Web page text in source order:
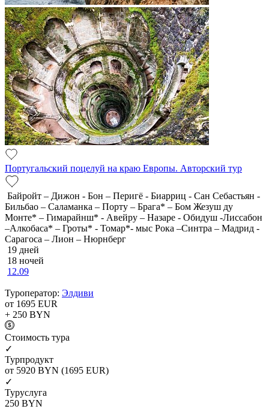
Португальский поцелуй на краю Европы. Авторский тур
Байройт – Дижон - Бон – Перигё - Биарриц - Сан Себастьян -
Бильбао – Саламанка – Порту – Брага* – Бом Жезуш ду
Монте* – Гимарайнш* - Авейру – Назаре - Обидуш -Лиссабон
–Алкобаса* – Гроты* - Томар*- мыс Рока –Синтра – Мадрид -
Сарагоса – Лион – Нюрнберг
19 дней
18 ночей
12.09
Туроператор: Элдиви
от 1695 EUR
+ 250 BYN
Cтоимость тура
✓
Турпродукт
от 5920 BYN (1695 EUR)
✓
Туруслуга
250 BYN